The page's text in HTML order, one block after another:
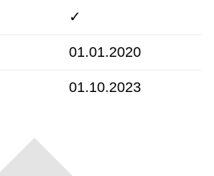
✓
01.01.2020
01.10.2023